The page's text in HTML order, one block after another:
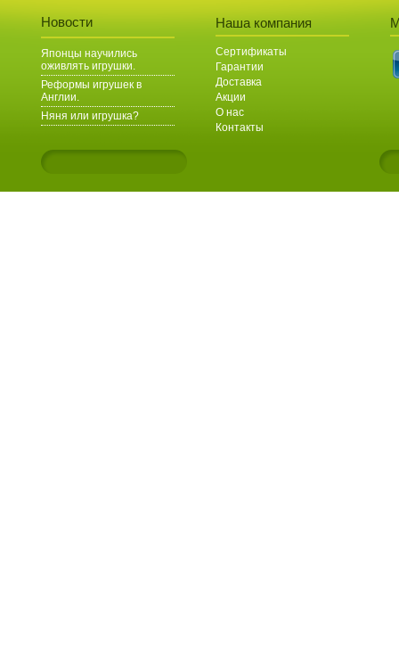
Новости
Японцы научились
оживлять игрушки.
Реформы игрушек в
Англии.
Няня или игрушка?
Наша компания
Сертификаты
Гарантии
Доставка
Акции
О нас
Контакты